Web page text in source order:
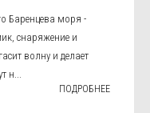
Баренцева моря -
снаряжение и
волну и делает
н...
ПОДРОБНЕЕ